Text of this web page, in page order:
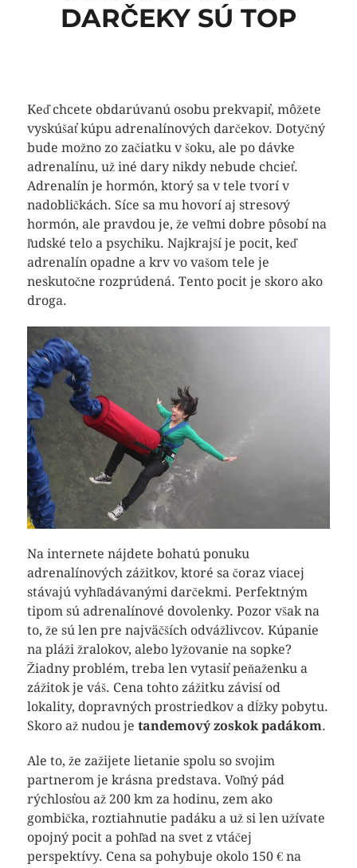
DARČEKY SÚ TOP
Keď chcete obdarúvanú osobu prekvapiť, môžete
vyskúšať kúpu adrenalínových darčekov. Dotyčný
bude možno zo začiatku v šoku, ale po dávke
adrenalínu, už iné dary nikdy nebude chcieť.
Adrenalín je hormón, ktorý sa v tele tvorí v
nadobličkách. Síce sa mu hovorí aj stresový
hormón, ale pravdou je, že veľmi dobre pôsobí na
ľudské telo a psychiku. Najkrajší je pocit, keď
adrenalín opadne a krv vo vašom tele je
neskutočne rozprúdená. Tento pocit je skoro ako
droga.
Na internete nájdete bohatú ponuku
adrenalínových zážitkov, ktoré sa čoraz viacej
stávajú vyhľadávanými darčekmi. Perfektným
tipom sú adrenalínové dovolenky. Pozor však na
to, že sú len pre najväčších odvážlivcov. Kúpanie
na pláži žralokov, alebo lyžovanie na sopke?
Žiadny problém, treba len vytasiť peňaženku a
zážitok je váš. Cena tohto zážitku závisí od
lokality, dopravných prostriedkov a dĺžky pobytu.
Skoro až nudou je tandemový zoskok padákom.
Ale to, že zažijete lietanie spolu so svojim
partnerom je krásna predstava. Voľný pád
rýchlosťou až 200 km za hodinu, zem ako
gombička, roztiahnutie padáku a už si len užívate
opojný pocit a pohľad na svet z vtáčej
perspektívy. Cena sa pohybuje okolo 150 € na